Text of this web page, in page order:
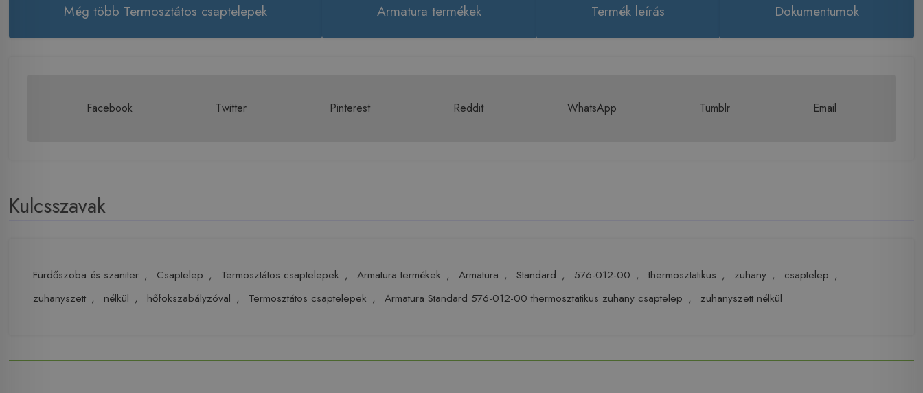
Még több Termosztátos csaptelepek Armatura termékek Termék leírás Dokumentumok
Facebook Twitter Pinterest Reddit WhatsApp Tumblr Email
Kulcsszavak
Fürdőszoba és szaniter , Csaptelep , Termosztátos csaptelepek , Armatura termékek , Armatura , Standard , 576-012-00 , thermosztatikus , zuhany , csaptelep ,
zuhanyszett , nélkül , hőfokszabályzóval , Termosztátos csaptelepek , Armatura Standard 576-012-00 thermosztatikus zuhany csaptelep , zuhanyszett nélkül